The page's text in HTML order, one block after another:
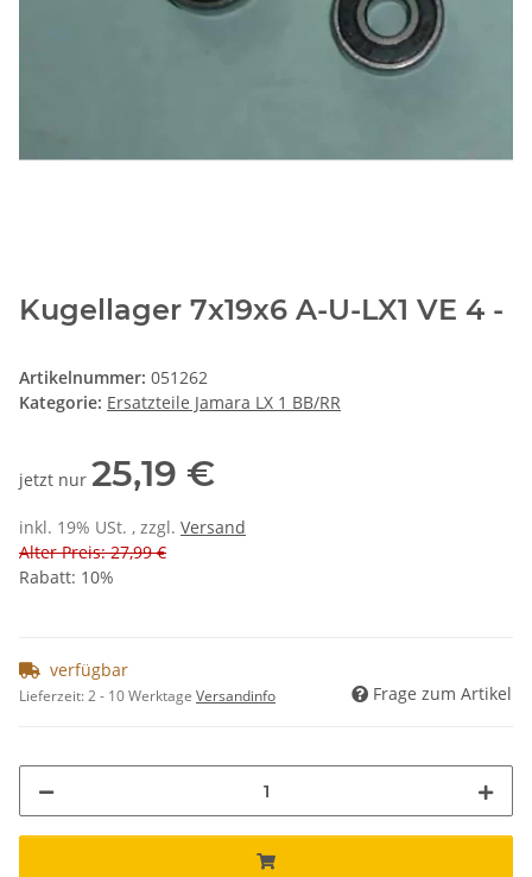
Kugellager 7x19x6 A-U-LX1 VE 4 -
Artikelnummer: 051262
Kategorie: Ersatzteile Jamara LX 1 BB/RR
jetzt nur 25,19 €
inkl. 19% USt. , zzgl. Versand
Alter Preis: 27,99 €
Rabatt: 10%
verfügbar
Lieferzeit:2 - 10 Werktage Versandinfo Frage zum Artikel